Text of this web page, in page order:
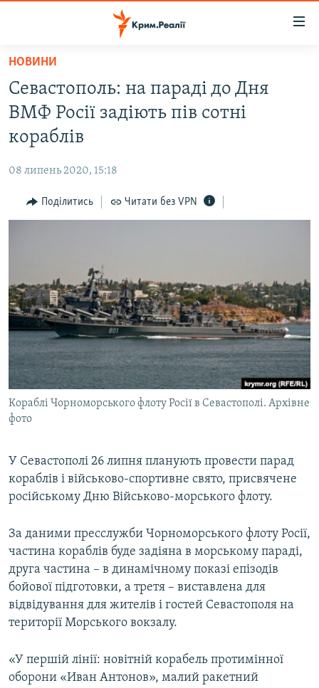
Перейти
основного
матеріалу
до
основної
Перейти
до
ВОДА.КРИМ
ВІДЕО ТА ФОТО
БЛОГИ
ПОГЛЯД
СПЕЦПРОЕКТИ
ДЕПОРТАЦІЯ
ВІДЕОУРОКИ «ELIFBE»
СВІДЧЕННЯ ОКУПАЦІЇ
УКРАЇНСЬКА ПРОБЛЕМА КРИМУ
ІНФОГРАФІКА
ЯК ОБІЙТИ БЛОКУВАННЯ
Русский
Qırımtatar
ДОЛУЧАЙСЯ!
Усі сайти RFE/RL
НОВИНИ
Севастополь: на параді до Дня
ВМФ Росії задіють пів сотні
кораблів
08 липень 2020, 15:18
Поділитись Читати без VPN
Кораблі Чорноморського флоту Росії в Севастополі. Архівне
фото
У Севастополі 26 липня планують провести парад
кораблів і військово-спортивне свято, присвячене
російському Дню Військово-морського флоту.
За даними пресслужби Чорноморського флоту Росії,
частина кораблів буде задіяна в морському параді,
друга частина – в динамічному показі епізодів
бойової підготовки, а третя – виставлена для
відвідування для жителів і гостей Севастополя на
території Морського вокзалу.
«У першій лінії: новітній корабель протимінної
оборони «Иван Антонов», малий ракетний